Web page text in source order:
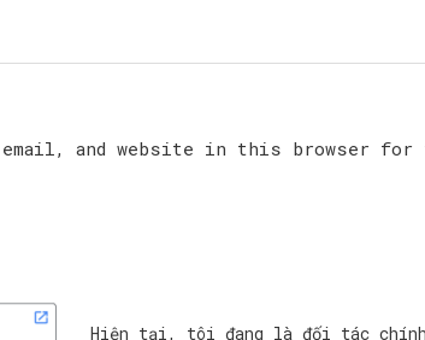
email, and website in this browser for
Hiện tại, tôi đang là đối tác chính